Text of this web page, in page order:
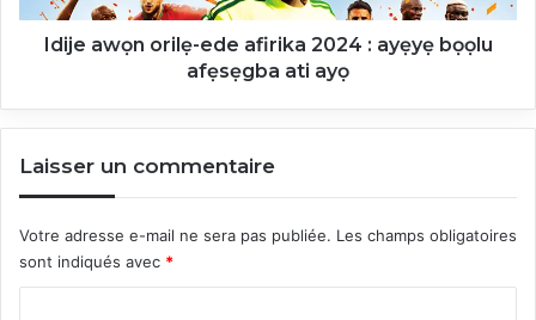
bọọlu
afẹsẹgba
Idije awọn orilẹ-ede afirika 2024 : ayẹyẹ bọọlu
afẹsẹgba ati ayọ
Laisser un commentaire
Votre adresse e-mail ne sera pas publiée. Les champs obligatoires
sont indiqués avec *